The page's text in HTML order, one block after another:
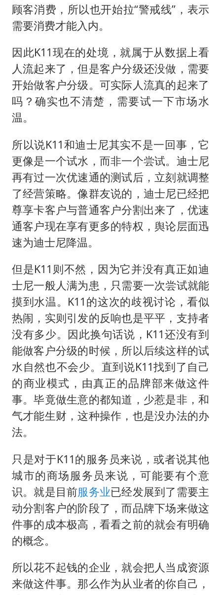
顾客消费，所以也开始拉“警戒线”，表示
需要消费才能入内。
因此K11现在的处境，就属于从数据上看
人流起来了，但是客户分级还没做，需要
开始做客户分级。可实际人流真的起来了
吗？确实也不清楚，需要试一下市场水
温。
所以说K11和迪士尼其实不是一回事，它
更像是一个试水，而非一个尝试。迪士尼
再有过一次优速通的测试后，立刻就调整
了经营策略。像群友说的，迪士尼已经把
尊享卡客户与普通客户分割出来了，优速
通客户现在享有更多的特权，舆论层面迅
速为迪士尼降温。
但是K11则不然，因为它并没有真正如迪
士尼一般人满为患，只需要一次尝试就能
摸到水温。K11的这次的歧视讨论，看似
热闹，实则引发的反响也是平平，支持者
没有多少。因此换句话说，K11还没有到
能做客户分级的时候，所以后续这样的试
水自然也不会少。直到说K11找到了自己
的商业模式，由真正的品牌部来做这件
事。毕竟做生意的都知道，少惹是非，和
气才能生财，这种操作，也是没办法的办
法。
只是对于K11的服务员来说，或者说其他
城市的商场服务员来说，可能要有个意
识。就是目前服务业已经发展到了需要主
动分割客户的阶段了，而品牌下场来做这
件事的成本极高，看看之前的就会有明确
的概念。
所以花不起钱的企业，就会把人当成资源
来做这件事。那么作为从业者的你自己，